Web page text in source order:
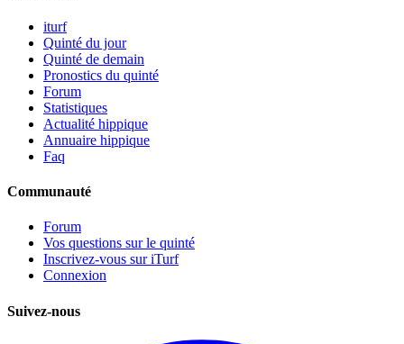
iturf
Quinté du jour
Quinté de demain
Pronostics du quinté
Forum
Statistiques
Actualité hippique
Annuaire hippique
Faq
Communauté
Forum
Vos questions sur le quinté
Inscrivez-vous sur iTurf
Connexion
Suivez-nous